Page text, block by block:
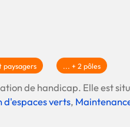
paysagers ... + 2 pôles
de handicap. Elle est
d'espaces verts,